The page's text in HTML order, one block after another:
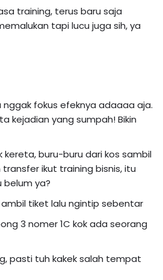
training, terus baru saja
tapi lucu juga sih, ya
nggak fokus efeknya adaaaa aja.
kejadian yang sumpah! Bikin
kereta, buru-buru dari kos sambil
transfer ikut training bisnis, itu
belum ya?
ambil tiket lalu ngintip sebentar
3 nomer 1C kok ada seorang
pasti tuh kakek salah tempat